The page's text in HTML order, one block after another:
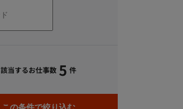
該当するお仕事数 5 件